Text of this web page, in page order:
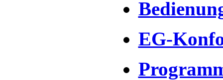
EG-